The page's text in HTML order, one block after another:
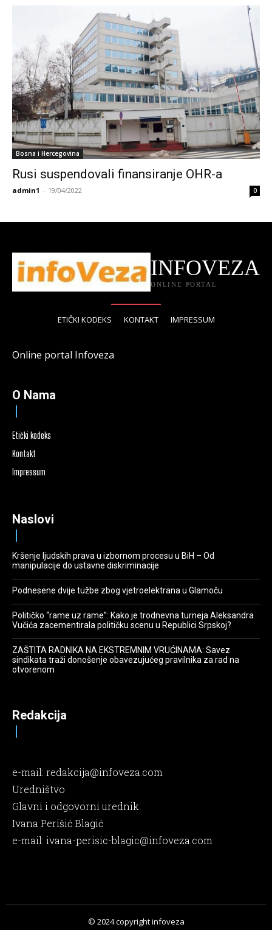
Bosna i Hercegovina
Rusi suspendovali finansiranje OHR-a
admin1 - 19/04/2022 0
INFOVEZA
ONLINE PORTAL
ETIČKI KODEKS KONTAKT IMPRESSUM
Online portal Infoveza
O Nama
Etički kodeks
Kontakt
Impressum
Naslovi
Kršenje ljudskih prava u izbornom procesu u BiH – Od
manipulacije do ustavne diskriminacije
Podnesene dvije tužbe zbog vjetroelektrana u Glamoču
Političko “rame uz rame”: Kako je trodnevna turneja Aleksandra
Vučića zacementirala političku scenu u Republici Srpskoj?
ZAŠTITA RADNIKA NA EKSTREMNIM VRUĆINAMA: Savez
sindikata traži donošenje obavezujućeg pravilnika za rad na
otvorenom
Redakcija
e-mail: redakcija@infoveza.com
Uredništvo
Glavni i odgovorni urednik:
Ivana Perišić Blagić
e-mail: ivana-perisic-blagic@infoveza.com
© 2024 copyright infoveza